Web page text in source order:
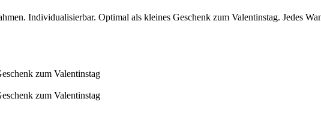
Individualisierbar. Optimal als kleines Geschenk zum Valentinstag. Jedes